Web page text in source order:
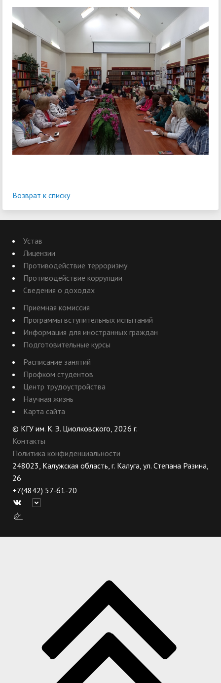
Возврат к списку
Устав
Лицензии
Противодействие терроризму
Противодействие коррупции
Сведения о доходах
Приемная комиссия
Программы вступительных испытаний
Информация для иностранных граждан
Подготовительные курсы
Расписание занятий
Профком студентов
Центр трудоустройства
Научная жизнь
Карта сайта
© КГУ им. К. Э. Циолковского, 2026 г.
Контакты
Политика конфиденциальности
248023, Калужская область, г. Калуга, ул. Степана Разина,
26
+7(4842) 57-61-20